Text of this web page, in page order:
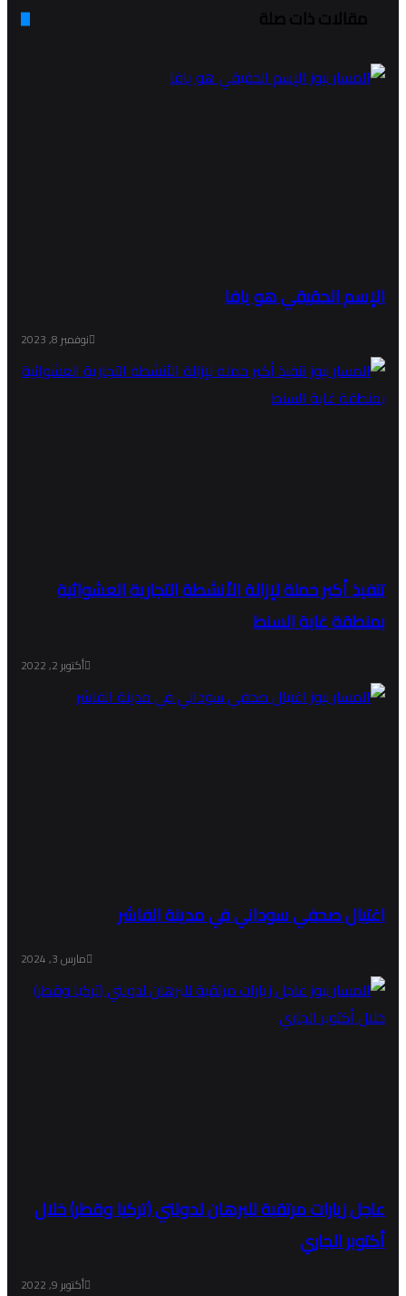
مقالات ذات صلة
الإسم الحقيقي هو يافا
نوفمبر 8, 2023
تنفيذ أكبر حملة لإزالة الأنشطة التجارية العشوائية
بمنطقة غابة السنط
أكتوبر 2, 2022
اغتيال صحفي سوداني في مدينة الفاشر
مارس 3, 2024
عاجل زيارات مرتقبة للبرهان لدولتي (تركيا وقطر) خلال
أكتوبر الجاري
أكتوبر 9, 2022